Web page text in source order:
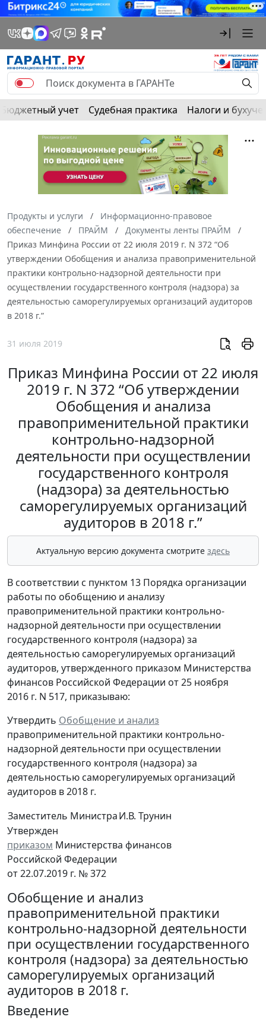
Бюджетный учет Судебная практика Налоги и
Продукты и услуги
Информационно-правовое
обеспечение
ПРАЙМ
Документы ленты ПРАЙМ
Приказ Минфина России от 22 июля 2019 г. N 372 “Об
утверждении Обобщения и анализа правоприменительной
практики контрольно-надзорной деятельности при
осуществлении государственного контроля (надзора) за
деятельностью саморегулируемых организаций аудиторов
в 2018 г.”
31 июля 2019
Приказ Минфина России от 22 июля
2019 г. N 372 “Об утверждении
Обобщения и анализа
правоприменительной практики
контрольно-надзорной
деятельности при осуществлении
государственного контроля
(надзора) за деятельностью
саморегулируемых организаций
аудиторов в 2018 г.”
Актуальную версию документа смотрите здесь
В соответствии с пунктом 13 Порядка организации
работы по обобщению и анализу
правоприменительной практики контрольно-
надзорной деятельности при осуществлении
государственного контроля (надзора) за
деятельностью саморегулируемых организаций
аудиторов, утвержденного приказом Министерства
финансов Российской Федерации от 25 ноября
2016 г. N 517, приказываю:
Утвердить Обобщение и анализ
правоприменительной практики контрольно-
надзорной деятельности при осуществлении
государственного контроля (надзора) за
деятельностью саморегулируемых организаций
аудиторов в 2018 г.
Заместитель МинистраИ.В. Трунин
Утвержден
приказом Министерства финансов
Российской Федерации
от 22.07.2019 г. № 372
Обобщение и анализ
правоприменительной практики
контрольно-надзорной деятельности
при осуществлении государственного
контроля (надзора) за деятельностью
саморегулируемых организаций
аудиторов в 2018 г.
Введение